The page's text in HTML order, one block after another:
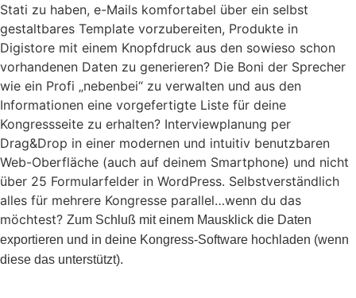
Stati zu haben, e-Mails komfortabel über ein selbst
gestaltbares Template vorzubereiten, Produkte in
Digistore mit einem Knopfdruck aus den sowieso schon
vorhandenen Daten zu generieren? Die Boni der Sprecher
wie ein Profi „nebenbei“ zu verwalten und aus den
Informationen eine vorgefertigte Liste für deine
Kongressseite zu erhalten? Interviewplanung per
Drag&Drop in einer modernen und intuitiv benutzbaren
Web-Oberfläche (auch auf deinem Smartphone) und nicht
über 25 Formularfelder in WordPress. Selbstverständlich
alles für mehrere Kongresse parallel…wenn du das
möchtest? Zum Schluß mit einem Mausklick die Daten
exportieren und in deine Kongress-Software hochladen (wenn
diese das unterstützt).